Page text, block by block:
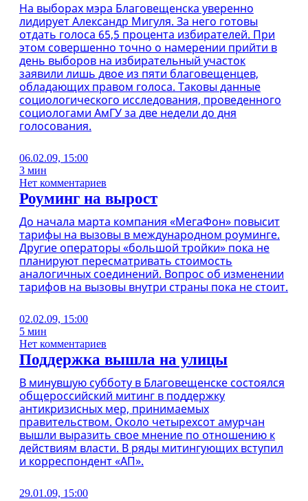
На выборах мэра Благовещенска уверенно
лидирует Александр Мигуля. За него готовы
отдать голоса 65,5 процента избирателей. При
этом совершенно точно о намерении прийти в
день выборов на избирательный участок
заявили лишь двое из пяти благовещенцев,
обладающих правом голоса. Таковы данные
социологического исследования, проведенного
социологами АмГУ за две недели до дня
голосования.
06.02.09, 15:00
3 мин
Нет комментариев
Роуминг на вырост
До начала марта компания «МегаФон» повысит
тарифы на вызовы в международном роуминге.
Другие операторы «большой тройки» пока не
планируют пересматривать стоимость
аналогичных соединений. Вопрос об изменении
тарифов на вызовы внутри страны пока не стоит.
02.02.09, 15:00
5 мин
Нет комментариев
Поддержка вышла на улицы
В минувшую субботу в Благовещенске состоялся
общероссийский митинг в поддержку
антикризисных мер, принимаемых
правительством. Около четырехсот амурчан
вышли выразить свое мнение по отношению к
действиям власти. В ряды митингующих вступил
и корреспондент «АП».
29.01.09, 15:00